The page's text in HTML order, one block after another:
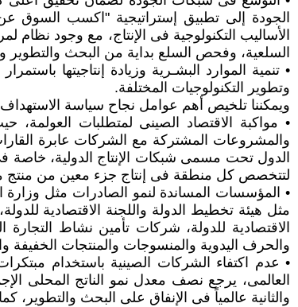
الجودة إلى تطبيق إستراتيجية "اكسب السوق
الأساليب التكنولوجية فى الإنتاج، مع وجود نظام
السلعية، وفحص السلع بداية من البحث والتطوير
• تنمية الموارد البشـرية وزيادة إنتاجيتها
وتطوير التكنولوجيات المختلفة.
ويمكننا تلخيص أهم عوامل نجاح سياسة الاستهداف
• مواكبة الاقتصاد الصينى لمتطلبات
والمشروعات المشتركة مع الشركات عابرة
لتتخصص كل منطقة فى إنتاج جزء معين من منتج ما
• المؤسسات المساندة لنمو الصادرات مثل وزارة
مثل هيئة تخطيط الدولة واللجنة الاقتصادية
الاقتصادية للدولة، شركات تأمين نشاط
والحرف اليدوية والمنسوجات والمنتجات الخفيفة
• عدم اكتفاء الشركات الصينية باستخدام
العالمى، يرجع نصف معدل نمو الناتج المحلى
والثانية عالمياً فى الإنفاق على البحث